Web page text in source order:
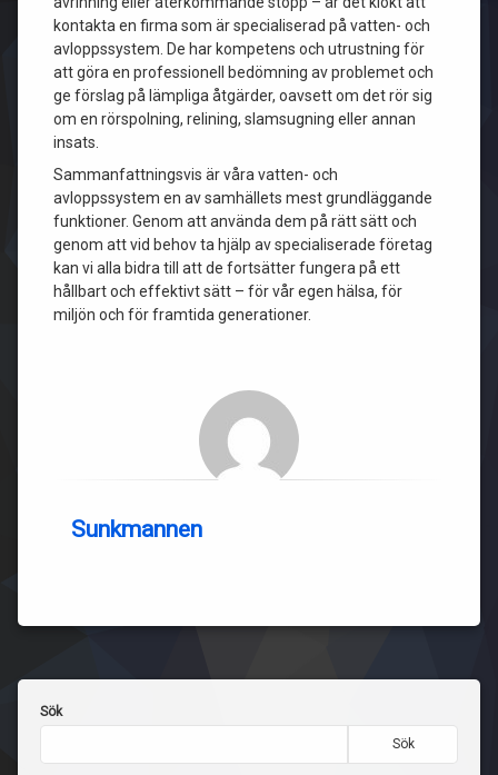
kontakta en firma som är specialiserad på vatten- och
avloppssystem. De har kompetens och utrustning för
att göra en professionell bedömning av problemet och
ge förslag på lämpliga åtgärder, oavsett om det rör sig
om en rörspolning, relining, slamsugning eller annan
insats.
Sammanfattningsvis är våra vatten- och
avloppssystem en av samhällets mest grundläggande
funktioner. Genom att använda dem på rätt sätt och
genom att vid behov ta hjälp av specialiserade företag
kan vi alla bidra till att de fortsätter fungera på ett
hållbart och effektivt sätt – för vår egen hälsa, för
miljön och för framtida generationer.
Sunkmannen
Sök
Sök